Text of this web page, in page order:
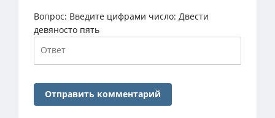
Вопрос: Введите цифрами число: Двести
девяносто пять
Отправить комментарий